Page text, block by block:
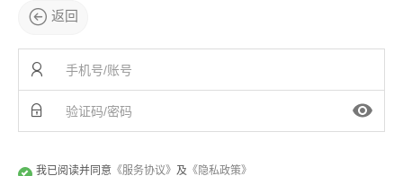
返回
我已阅读并同意 《服务协议》 及 《隐私政策》